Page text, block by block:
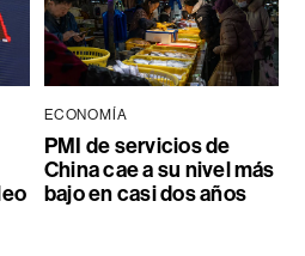
ECONOMÍA
PMI de servicios de
China cae a su nivel más
bajo en casi dos años